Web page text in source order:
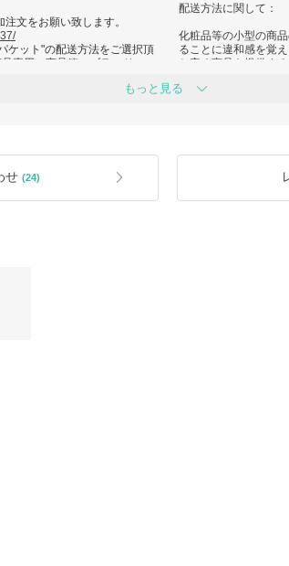
文をお願い致します。
ケット"の配送方法をご選択頂
専用の商品箱・ブランドショ
地を確認されたい場合、ご
配送方法に関して：
化粧品等の小型の商
ることに違和感を覚
お安く商品を提供す
恐れ入りますがあら
もっと見る
せ (24)